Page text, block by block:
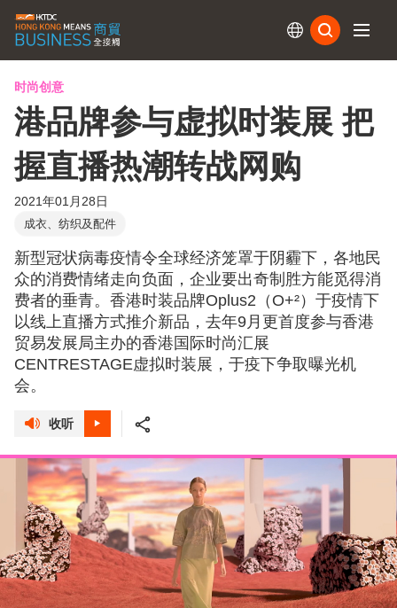
时尚创意
港品牌参与虚拟时装展 把
握直播热潮转战网购
2021年01月28日
成衣、纺织及配件
新型冠状病毒疫情令全球经济笼罩于阴霾下，各地民
众的消费情绪走向负面，企业要出奇制胜方能觅得消
费者的垂青。香港时装品牌Oplus2（O+²）于疫情下
以线上直播方式推介新品，去年9月更首度参与香港
贸易发展局主办的香港国际时尚汇展
CENTRESTAGE虚拟时装展，于疫下争取曝光机
会。
收听